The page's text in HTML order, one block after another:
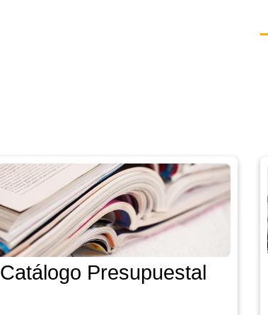
Catálogo Presupuestal